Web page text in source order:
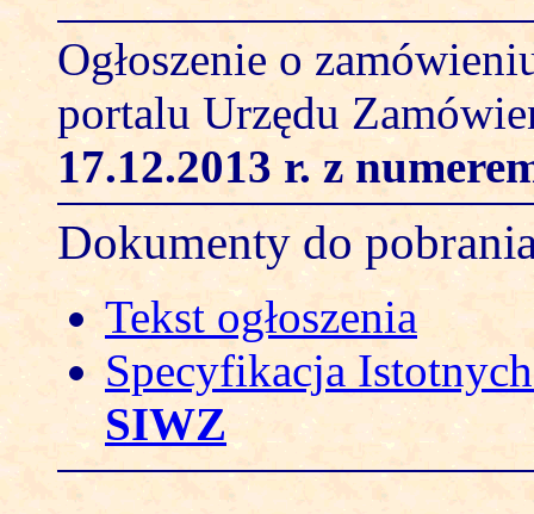
Ogłoszenie o
portalu Urzędu
17.12.2013 r. z
Dokumenty do
Tekst ogłoszenia
Specyfikacja
SIWZ